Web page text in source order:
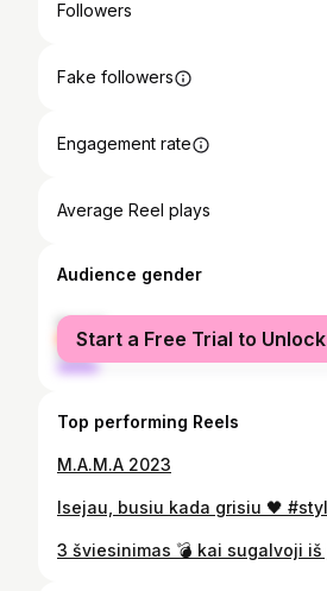
Followers
Fake followers
Engagement rate
Average Reel plays
Audience gender
female
male
Start a Free Trial to Unlock
Top performing Reels
M.A.M.A 2023